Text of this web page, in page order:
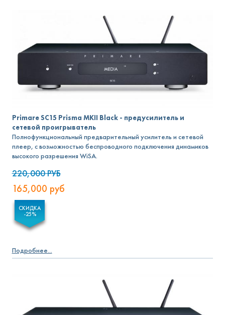
Primare SC15 Prisma MKII Black - предусилитель и
сетевой проигрыватель
Полнофункциональный предварительный усилитель и сетевой
плеер, с возможностью беспроводного подключения динамиков
высокого разрешения WiSA.
220,000РУБ
165,000 руб
СКИДКА
-25%
Подробнее...